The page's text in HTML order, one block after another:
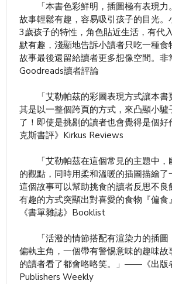
「本書色彩鮮明，插圖極有表現力
故事輕鬆有趣，容易吸引孩子的目光
3歲孩子的特性，角色貼近生活，有代
默有趣，淺顯地告訴小讀者只吃一種食
故事最後還留給讀者更多想像空間。
Goodreads讀者評論
「艾勒帕茲的彩圖表現方式讓本書
其是以一整個跨頁的方式，來凸顯小驢
了！即使是挑剔的讀者也會覺得是個
克斯書評》Kirkus Reviews
「艾勒帕茲在這個常見的主題中，
的觀點，同時用柔和溫暖的插圖描繪了
這個故事可以幫助挑食的讀者反思不良
有趣的方式突顯出對喜愛的食物『偏
《書單雜誌》Booklist
「活潑的情節搭配有渲染力的插圖
偏執主角，一個帶有警惕意味的趣味故
的讀者看了都會咯咯笑。」——《出版
Publishers Weekly